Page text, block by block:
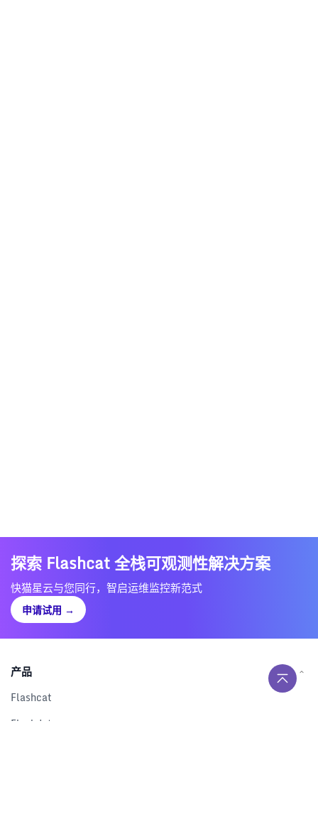
探索 Flashcat 全栈可观测性解决方案
快猫星云与您同行，智启运维监控新范式
申请试用 →
产品
Flashcat
Flashduty